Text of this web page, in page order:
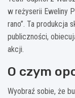
w reżyserii Eweliny
rano”. Ta produkcja
publiczności,
akcji.
O czym
Wyobraź sobie, że